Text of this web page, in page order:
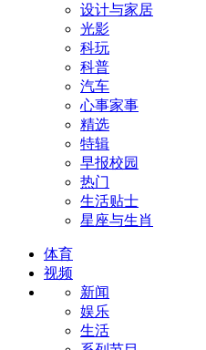
设计与家居
光影
科玩
科普
汽车
心事家事
精选
特辑
早报校园
热门
生活贴士
星座与生肖
体育
视频
新闻
娱乐
生活